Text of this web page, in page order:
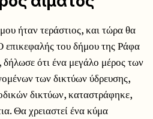
ήταν τεράστιος, και τώρα θα
επικεφαλής του δήμου της Ράφα
ότι ένα μεγάλο μέρος των
των δικτύων ύδρευσης,
δικτύων, καταστράφηκε,
Θα χρειαστεί ένα κύμα